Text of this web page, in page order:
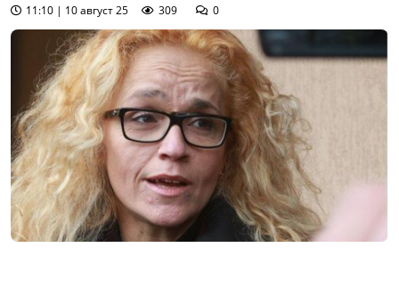
11:10 | 10 август 25
309 0